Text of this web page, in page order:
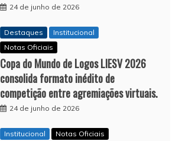
24 de junho de 2026
Destaques
Institucional
Notas Oficiais
Copa do Mundo de Logos LIESV 2026
consolida formato inédito de
competição entre agremiações virtuais.
24 de junho de 2026
Institucional Notas Oficiais